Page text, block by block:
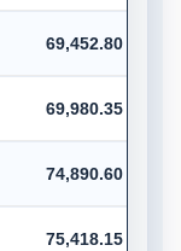
69,452.80
69,980.35
74,890.60
75,418.15